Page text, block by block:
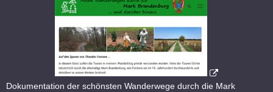
Dokumentation der schönsten Wanderwege durch die Mark